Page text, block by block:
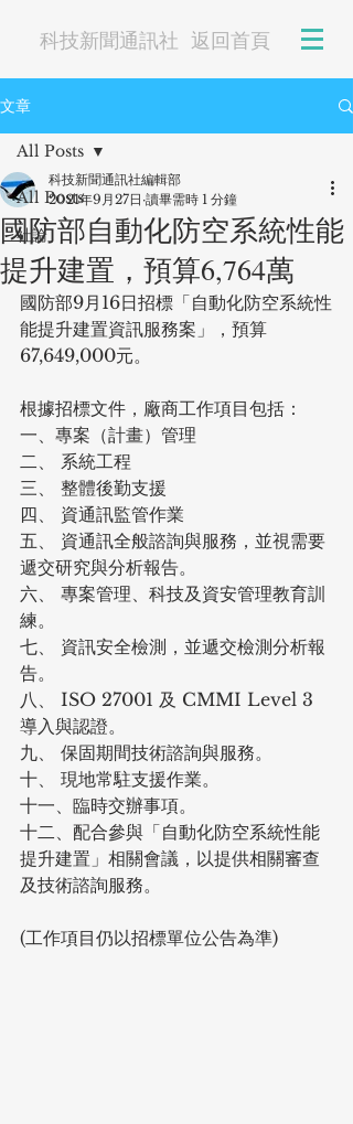
科技新聞通訊社 返回首頁
文章
All Posts
社論
All Posts
國防部自動化防空系統性能
提升建置，預算6,764萬
科技新聞通訊社編輯部
2021年9月27日 讀畢需時 1 分鐘
國防部9月16日招標「自動化防空系統性
能提升建置資訊服務案」，預算
67,649,000元。
根據招標文件，廠商工作項目包括：
一、專案（計畫）管理
二、 系統工程
三、 整體後勤支援
四、 資通訊監管作業
五、 資通訊全般諮詢與服務，並視需要
遞交研究與分析報告。
六、 專案管理、科技及資安管理教育訓
練。
七、 資訊安全檢測，並遞交檢測分析報
告。
八、 ISO 27001 及 CMMI Level 3
導入與認證。
九、 保固期間技術諮詢與服務。
十、 現地常駐支援作業。
十一、臨時交辦事項。
十二、配合參與「自動化防空系統性能
提升建置」相關會議，以提供相關審查
及技術諮詢服務。
(工作項目仍以招標單位公告為準)